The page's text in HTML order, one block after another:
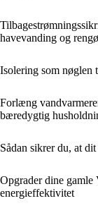
havevanding og
Isolering som
Forlæng
bæredygtig
Sådan sikrer du, at
Opgrader dine
energieffektivitet